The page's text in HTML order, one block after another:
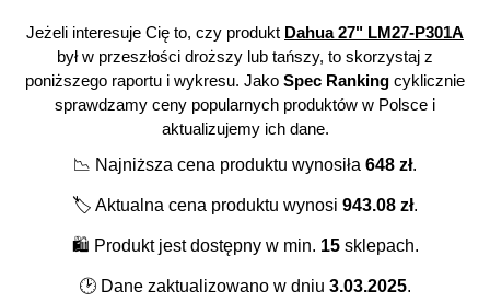
Jeżeli interesuje Cię to, czy produkt Dahua 27" LM27-P301A
był w przeszłości droższy lub tańszy, to skorzystaj z
poniższego raportu i wykresu. Jako Spec Ranking cyklicznie
sprawdzamy ceny popularnych produktów w Polsce i
aktualizujemy ich dane.
📉 Najniższa cena produktu wynosiła 648 zł.
🏷️ Aktualna cena produktu wynosi 943.08 zł.
🛍️ Produkt jest dostępny w min. 15sklepach.
🕑 Dane zaktualizowano w dniu 3.03.2025.